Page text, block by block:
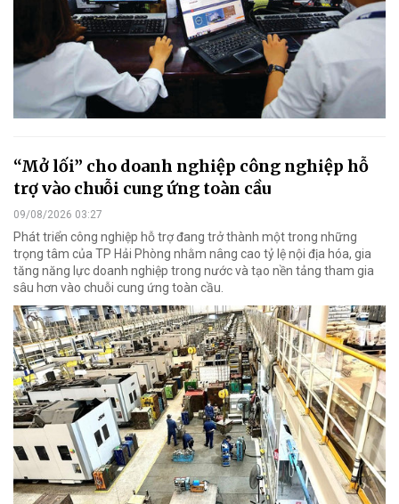
“Mở lối” cho doanh nghiệp công nghiệp hỗ
trợ vào chuỗi cung ứng toàn cầu
09/08/2026 03:27
Phát triển công nghiệp hỗ trợ đang trở thành một trong những
trọng tâm của TP Hải Phòng nhằm nâng cao tỷ lệ nội địa hóa, gia
tăng năng lực doanh nghiệp trong nước và tạo nền tảng tham gia
sâu hơn vào chuỗi cung ứng toàn cầu.